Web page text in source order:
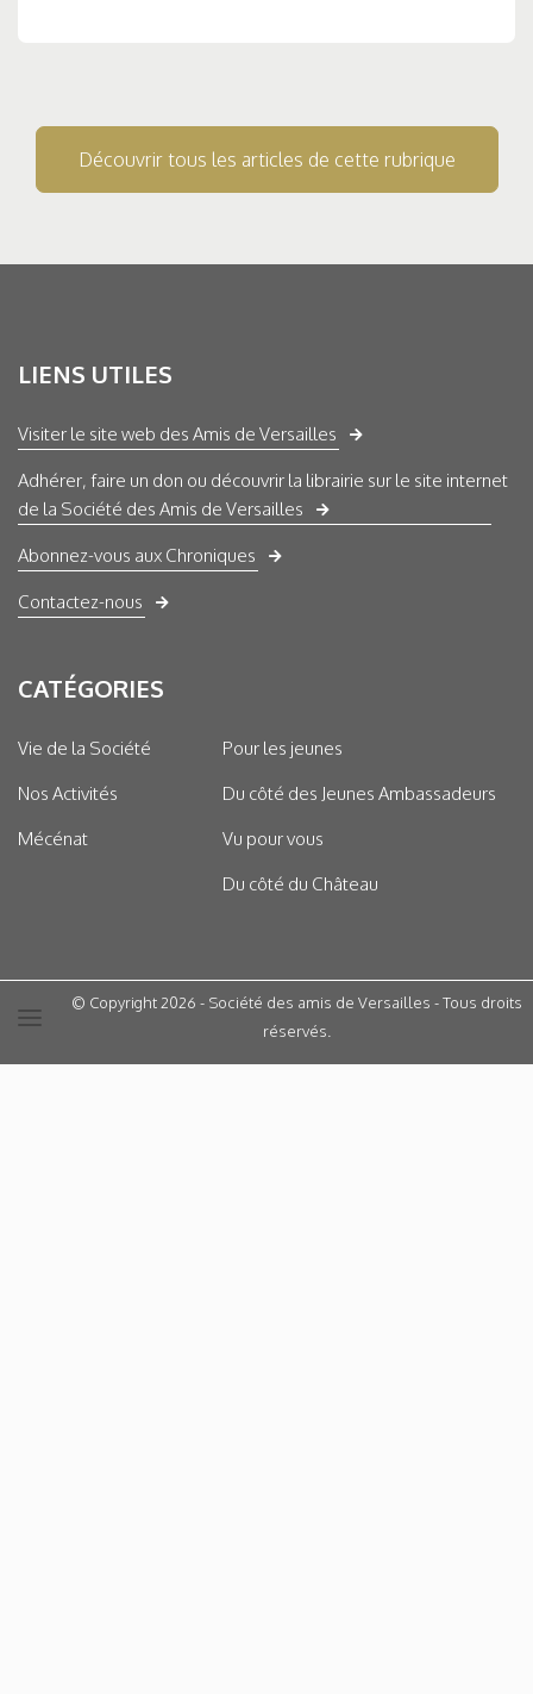
Découvrir tous les articles de cette rubrique
LIENS UTILES
Visiter le site web des Amis de Versailles
Adhérer, faire un don ou découvrir la librairie sur le site internet
de la Société des Amis de Versailles
Abonnez-vous aux Chroniques
Contactez-nous
CATÉGORIES
Vie de la Société
Nos Activités
Mécénat
Pour les jeunes
Du côté des Jeunes Ambassadeurs
Vu pour vous
Du côté du Château
© Copyright 2026 - Société des amis de Versailles - Tous droits
réservés.